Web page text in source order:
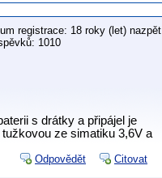
registrace: 18 roky (let) nazpět
1010
s drátky a připájel je
ze simatiku 3,6V a
Odpovědět Citovat